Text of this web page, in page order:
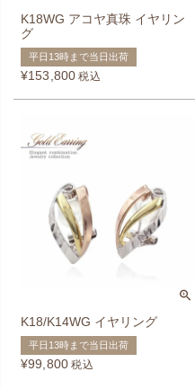
K18WG アコヤ真珠 イヤリン
グ
平日13時まで当日出荷
¥153,800 税込
K18/K14WG イヤリング
平日13時まで当日出荷
¥99,800 税込